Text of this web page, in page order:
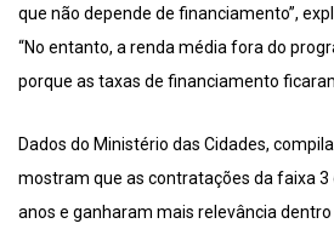
que não depende de financiamento”,
“No entanto, a renda média fora do
porque as taxas de financiamento
Dados do Ministério das Cidades,
mostram que as contratações da faixa
anos e ganharam mais relevância